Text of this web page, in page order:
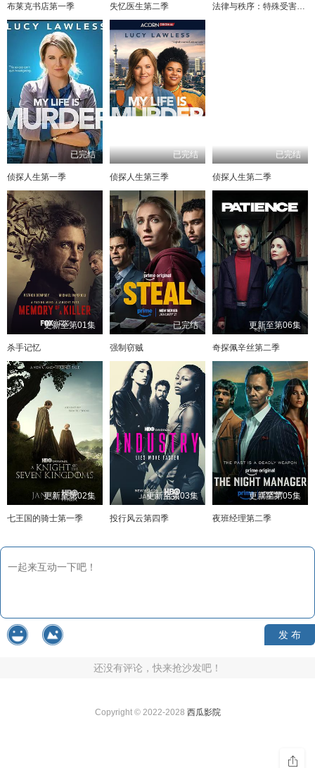
布莱克书店第一季 失忆医生第二季 法律与秩序：特殊受害者第二十七季
已完结
侦探人生第一季
已完结
侦探人生第三季
已完结
侦探人生第二季
更新至第01集
杀手记忆
已完结
强制窃贼
更新至第06集
奇探佩辛丝第二季
更新至第02集
七王国的骑士第一季
更新至第03集
投行风云第四季
更新至第05集
夜班经理第二季
发 布
还没有评论，快来抢沙发吧！
Copyright © 2022-2028 西瓜影院